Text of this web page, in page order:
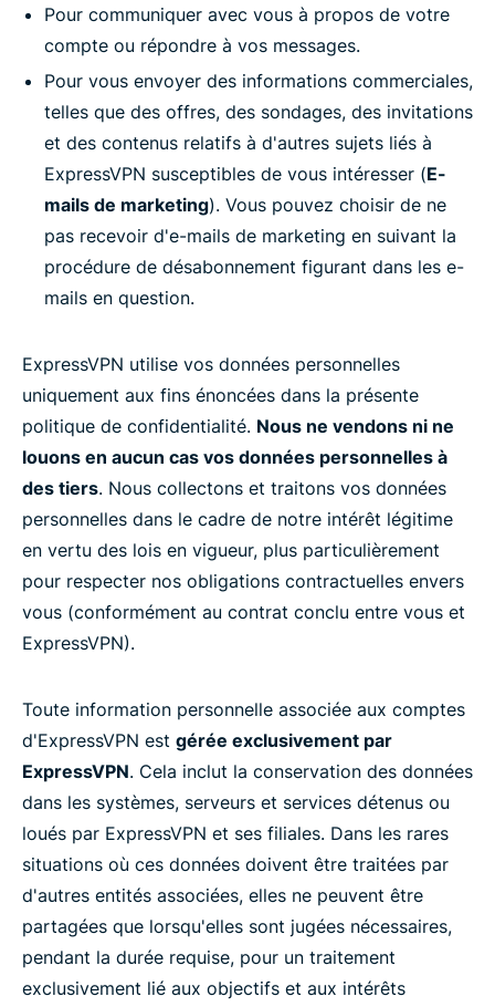
Pour communiquer avec vous à propos de votre
compte ou répondre à vos messages.
Pour vous envoyer des informations commerciales,
telles que des offres, des sondages, des invitations
et des contenus relatifs à d'autres sujets liés à
ExpressVPN susceptibles de vous intéresser (E-
mails de marketing). Vous pouvez choisir de ne
pas recevoir d'e-mails de marketing en suivant la
procédure de désabonnement figurant dans les e-
mails en question.
ExpressVPN utilise vos données personnelles
uniquement aux fins énoncées dans la présente
politique de confidentialité. Nous ne vendons ni ne
louons en aucun cas vos données personnelles à
des tiers. Nous collectons et traitons vos données
personnelles dans le cadre de notre intérêt légitime
en vertu des lois en vigueur, plus particulièrement
pour respecter nos obligations contractuelles envers
vous (conformément au contrat conclu entre vous et
ExpressVPN).
Toute information personnelle associée aux comptes
d'ExpressVPN est gérée exclusivement par
ExpressVPN. Cela inclut la conservation des données
dans les systèmes, serveurs et services détenus ou
loués par ExpressVPN et ses filiales. Dans les rares
situations où ces données doivent être traitées par
d'autres entités associées, elles ne peuvent être
partagées que lorsqu'elles sont jugées nécessaires,
pendant la durée requise, pour un traitement
exclusivement lié aux objectifs et aux intérêts